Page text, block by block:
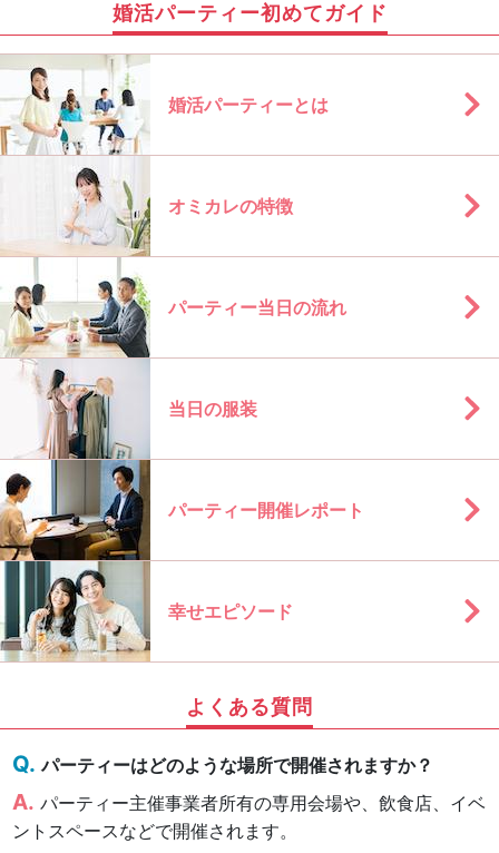
婚活パーティー初めてガイド
婚活パーティーとは
オミカレの特徴
パーティー当日の流れ
当日の服装
パーティー開催レポート
幸せエピソード
よくある質問
パーティーはどのような場所で開催されますか？
パーティー主催事業者所有の専用会場や、飲食店、イベ
ントスペースなどで開催されます。